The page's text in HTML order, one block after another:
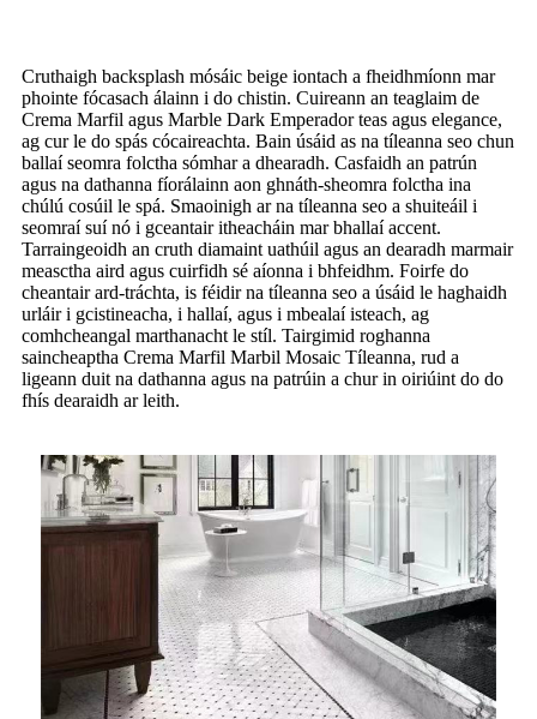
Cruthaigh backsplash mósáic beige iontach a fheidhmíonn mar
phointe fócasach álainn i do chistin. Cuireann an teaglaim de
Crema Marfil agus Marble Dark Emperador teas agus elegance,
ag cur le do spás cócaireachta. Bain úsáid as na tíleanna seo chun
ballaí seomra folctha sómhar a dhearadh. Casfaidh an patrún
agus na dathanna fíorálainn aon ghnáth-sheomra folctha ina
chúlú cosúil le spá. Smaoinigh ar na tíleanna seo a shuiteáil i
seomraí suí nó i gceantair itheacháin mar bhallaí accent.
Tarraingeoidh an cruth diamaint uathúil agus an dearadh marmair
measctha aird agus cuirfidh sé aíonna i bhfeidhm. Foirfe do
cheantair ard-tráchta, is féidir na tíleanna seo a úsáid le haghaidh
urláir i gcistineacha, i hallaí, agus i mbealaí isteach, ag
comhcheangal marthanacht le stíl. Tairgimid roghanna
saincheaptha Crema Marfil Marbil Mosaic Tíleanna, rud a
ligeann duit na dathanna agus na patrúin a chur in oiriúint do do
fhís dearaidh ar leith.